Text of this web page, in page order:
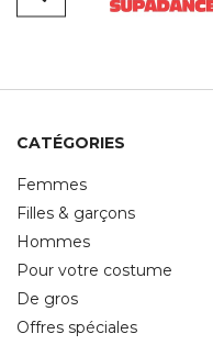
CATÉGORIES
Femmes
Filles & garçons
Hommes
Pour votre costume
De gros
Offres spéciales